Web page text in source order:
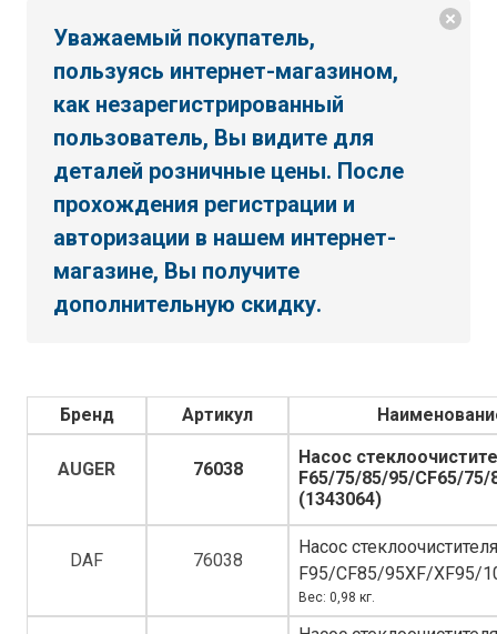
Уважаемый покупатель,
пользуясь интернет-магазином,
как незарегистрированный
пользователь, Вы видите для
деталей розничные цены. После
прохождения регистрации и
авторизации в нашем интернет-
магазине, Вы получите
дополнительную скидку.
Бренд Артикул
AUGER 76038
Насос
F65/75/85/95/CF65/75/
(1343064)
DAF 76038
Насос
F95/CF85/95XF/XF95/
Вес: 0,98 кг.